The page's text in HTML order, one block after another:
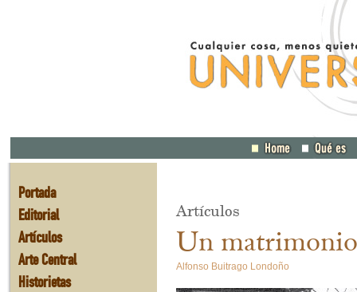
Portada
Editorial
Artículos
Arte Central
Historietas
Artículos
Un
Alfonso Buitrago Londoño